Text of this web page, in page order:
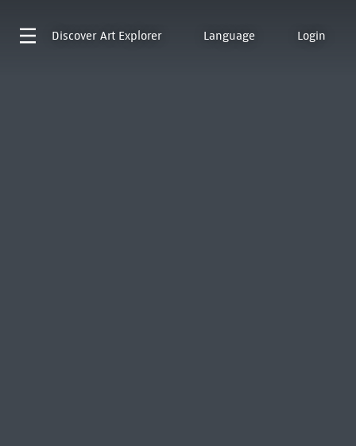
Discover Art Explorer Language Login